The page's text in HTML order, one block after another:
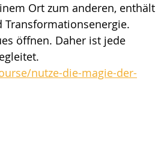
Ort zum anderen, enthält
Transformationsenergie.
öffnen. Daher ist jede
nutze-die-magie-der-